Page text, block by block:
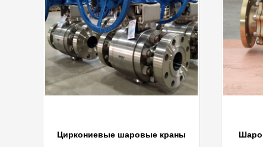
Циркониевые шаровые краны